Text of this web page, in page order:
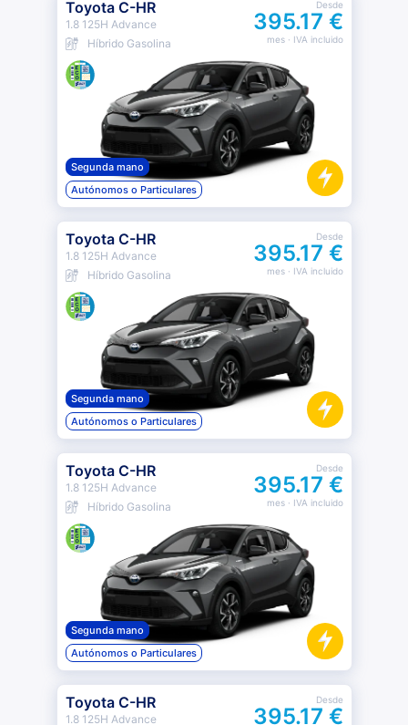
Toyota C-HR
1.8 125H Advance
Híbrido Gasolina
Desde
395.17 €
mes· IVA incluido
Segunda mano
Autónomos o Particulares
Toyota C-HR
1.8 125H Advance
Híbrido Gasolina
Desde
395.17 €
mes· IVA incluido
Segunda mano
Autónomos o Particulares
Toyota C-HR
1.8 125H Advance
Híbrido Gasolina
Desde
395.17 €
mes· IVA incluido
Segunda mano
Autónomos o Particulares
Toyota C-HR
1.8 125H Advance
Desde
395.17 €